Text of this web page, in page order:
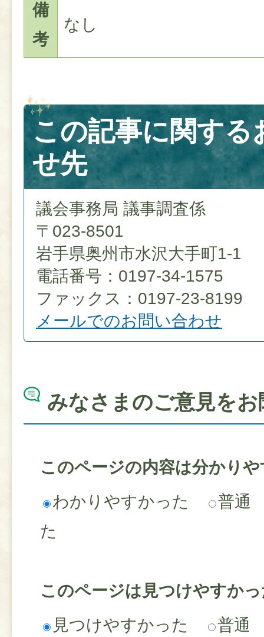
備
考
なし
この記事に関する
せ先
議会事務局 議事調査係
〒023-8501
岩手県奥州市水沢大手町1-1
電話番号：0197-34-1575
ファックス：0197-23-8199
メールでのお問い合わせ
みなさまのご意見を
このページの内容は分かり
わかりやすかった
普通
た
このページは見つけやすか
見つけやすかった
普通